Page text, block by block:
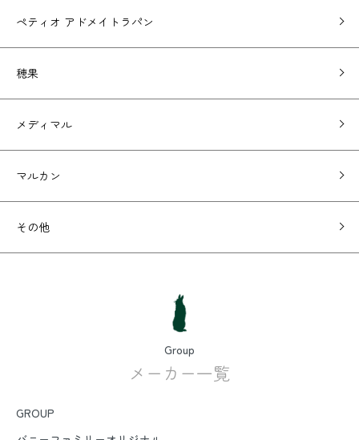
ペティオ アドメイトラパン
穂果
メディマル
マルカン
その他
Group
メーカー一覧
GROUP